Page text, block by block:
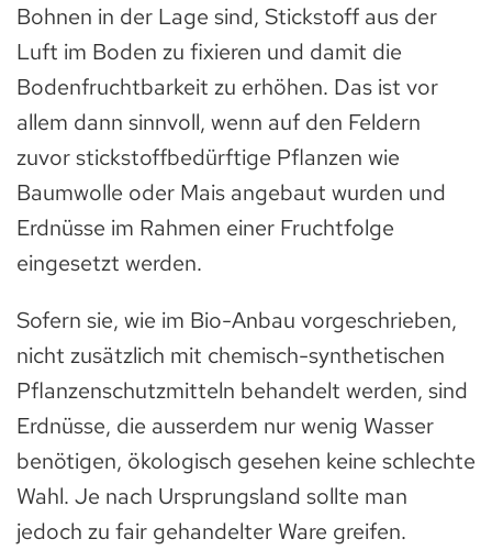
Bohnen in der Lage sind, Stickstoff aus der
Luft im Boden zu fixieren und damit die
Bodenfruchtbarkeit zu erhöhen. Das ist vor
allem dann sinnvoll, wenn auf den Feldern
zuvor stickstoffbedürftige Pflanzen wie
Baumwolle oder Mais angebaut wurden und
Erdnüsse im Rahmen einer Fruchtfolge
eingesetzt werden.
Sofern sie, wie im Bio-Anbau vorgeschrieben,
nicht zusätzlich mit chemisch-synthetischen
Pflanzenschutzmitteln behandelt werden, sind
Erdnüsse, die ausserdem nur wenig Wasser
benötigen, ökologisch gesehen keine schlechte
Wahl. Je nach Ursprungsland sollte man
jedoch zu fair gehandelter Ware greifen.